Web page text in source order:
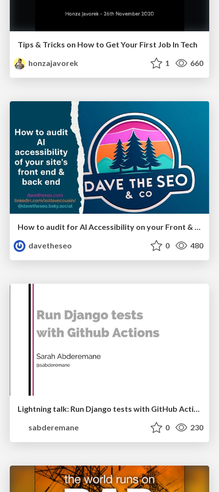
Tips & Tricks on How to Get Your First Job In Tech
honzajavorek
1 660
How to audit for AI Accessibility on your Front & Back End
davetheseo
0 480
Lightning talk: Run Django tests with GitHub Actions
sabderemane
0 230